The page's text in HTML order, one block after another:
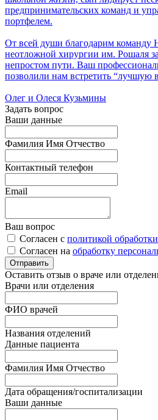
предпринимательских команд и
портфелем.
От всей души благодарим команду
неотложной хирургии им. Рошаля
непростом пути. Ваш
позволили нам встретить “лучшую
Олег и Олеся Кузьмины
Задать вопрос
Ваши данные
Фамилия Имя Отчество
Контактный телефон
Email
Ваш вопрос
Согласен с политикой
Согласен на обработку
Оставить отзыв о враче или
Врачи или отделения
ФИО врачей
Названия отделений
Данные пациента
Фамилия Имя Отчество
Дата обращения/госпитализации
Ваши данные